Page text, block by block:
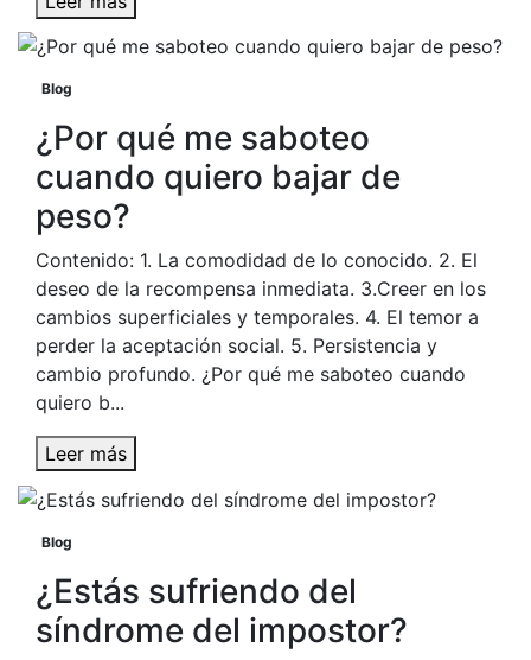
Blog
¿Por qué me saboteo
cuando quiero bajar de
peso?
Contenido: 1. La comodidad de lo conocido. 2. El
deseo de la recompensa inmediata. 3.Creer en los
cambios superficiales y temporales. 4. El temor a
perder la aceptación social. 5. Persistencia y
cambio profundo. ¿Por qué me saboteo cuando
quiero b...
Leer más
Blog
¿Estás sufriendo del
síndrome del impostor?